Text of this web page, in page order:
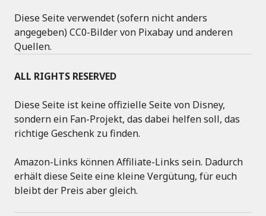
Diese Seite verwendet (sofern nicht anders
angegeben) CC0-Bilder von Pixabay und anderen
Quellen.
ALL RIGHTS RESERVED
Diese Seite ist keine offizielle Seite von Disney,
sondern ein Fan-Projekt, das dabei helfen soll, das
richtige Geschenk zu finden.
Amazon-Links können Affiliate-Links sein. Dadurch
erhält diese Seite eine kleine Vergütung, für euch
bleibt der Preis aber gleich.